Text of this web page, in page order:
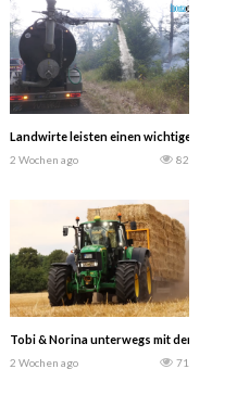
3 Giganten im Feld und eine
Landwirte leisten einen wichtigen
2 Wochen ago 82
In diesem Video geht es um
Tobi & Norina unterwegs mit dem 7530
2 Wochen ago 71